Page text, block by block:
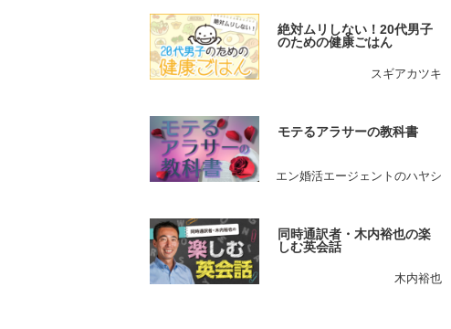
絶対ムリしない！20代男子
のための健康ごはん
スギアカツキ
モテるアラサーの教科書
エン婚活エージェントのハヤシ
同時通訳者・木内裕也の楽
しむ英会話
木内裕也